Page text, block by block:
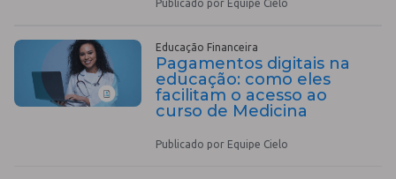
Publicado por Equipe Cielo
Educação Financeira
Pagamentos digitais na
educação: como eles
facilitam o acesso ao
curso de Medicina
Publicado por Equipe Cielo